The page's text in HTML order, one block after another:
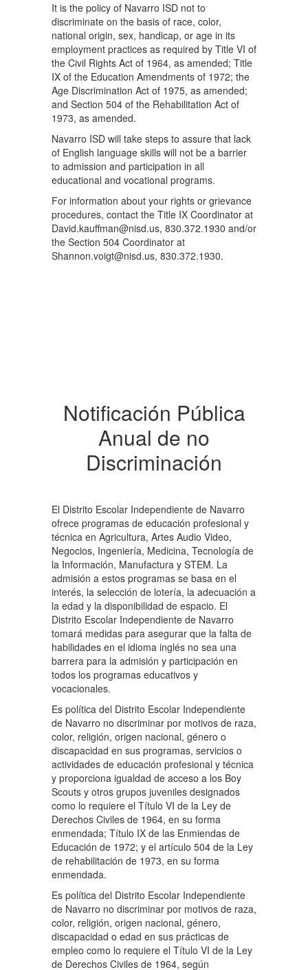
It is the policy of Navarro ISD not to
discriminate on the basis of race, color,
national origin, sex, handicap, or age in its
employment practices as required by Title VI of
the Civil Rights Act of 1964, as amended; Title
IX of the Education Amendments of 1972; the
Age Discrimination Act of 1975, as amended;
and Section 504 of the Rehabilitation Act of
1973, as amended.
Navarro ISD will take steps to assure that lack
of English language skills will not be a barrier
to admission and participation in all
educational and vocational programs.
For information about your rights or grievance
procedures, contact the Title IX Coordinator at
David.kauffman@nisd.us, 830.372.1930 and/or
the Section 504 Coordinator at
Shannon.voigt@nisd.us, 830.372.1930.
Notificación Pública
Anual de no
Discriminación
El Distrito Escolar Independiente de Navarro
ofrece programas de educación profesional y
técnica en Agricultura, Artes Audio Video,
Negocios, Ingeniería, Medicina, Tecnología de
la Información, Manufactura y STEM. La
admisión a estos programas se basa en el
interés, la selección de lotería, la adecuación a
la edad y la disponibilidad de espacio. El
Distrito Escolar Independiente de Navarro
tomará medidas para asegurar que la falta de
habilidades en el idioma inglés no sea una
barrera para la admisión y participación en
todos los programas educativos y
vocacionales.
Es política del Distrito Escolar Independiente
de Navarro no discriminar por motivos de raza,
color, religión, origen nacional, género o
discapacidad en sus programas, servicios o
actividades de educación profesional y técnica
y proporciona igualdad de acceso a los Boy
Scouts y otros grupos juveniles designados
como lo requiere el Título VI de la Ley de
Derechos Civiles de 1964, en su forma
enmendada; Título IX de las Enmiendas de
Educación de 1972; y el artículo 504 de la Ley
de rehabilitación de 1973, en su forma
enmendada.
Es política del Distrito Escolar Independiente
de Navarro no discriminar por motivos de raza,
color, religión, origen nacional, género,
discapacidad o edad en sus prácticas de
empleo como lo requiere el Título VI de la Ley
de Derechos Civiles de 1964, según